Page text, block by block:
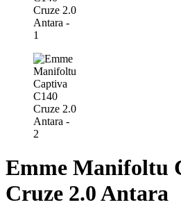
Emme Manifoltu
Cruze 2.0 Antara